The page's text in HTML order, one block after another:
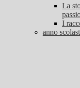
La
I
anno